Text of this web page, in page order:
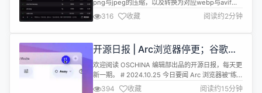
png与jpeg的压缩，以及转换为对应webp与avif，
当前已提供构建好的三大基本系统：windows，
linux以及macos。使用非常简单拖动图片至程序区
域后即可自动压缩图片，最后一列差异值是基于人眼
分辨的压缩前后图片比对，若比对的值大于1则可能
图片质量较差，可选择恢复原图。 webp暂时仅支持
无损...
316 收藏 阅读约2分钟
开源日报 | Arc浏览器停更；谷歌开
发Jarvis；全国首个开源体系建设方
案；苹果本周发布Mac系列新品；投
资人逃离大模型
欢迎阅读 OSCHINA 编辑部出品的开源日报，每天更
新一期。 # 2024.10.25 今日要闻 Arc 浏览器被“练
废”了，开发商宣布停止开发 上周，Arc 浏览器开发
394 收藏 阅读约15分钟